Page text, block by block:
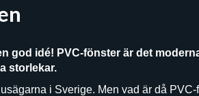
god idé! PVC-fönster är det
storlekar.
i Sverige. Men vad är då PVC-